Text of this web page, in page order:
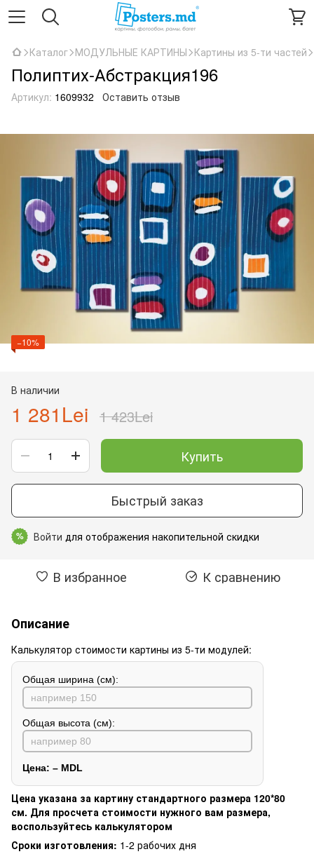
Каталог МОДУЛЬНЫЕ КАРТИНЫ Картины из 5-ти частей
Полиптих-Абстракция196
Артикул: 1609932 Оставить отзыв
−10%
В наличии
1 281Lei 1 423Lei
Купить
Быстрый заказ
% Войти для отображения накопительной скидки
В избранное К сравнению
Описание
Калькулятор стоимости картины из 5-ти модулей:
Общая ширина (см):
Общая высота (см):
Цена: – MDL
Цена указана за картину стандартного размера 120*80
см. Для просчета стоимости нужного вам размера,
воспользуйтесь калькулятором
Сроки изготовления: 1-2 рабочих дня